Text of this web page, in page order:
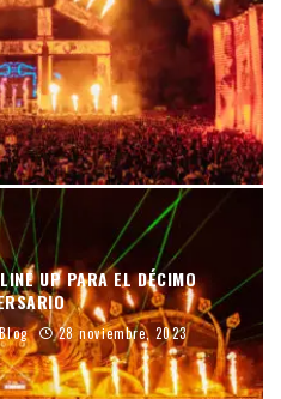
UP PARA EL DÉCIMO
Blog 28 noviembre, 2023